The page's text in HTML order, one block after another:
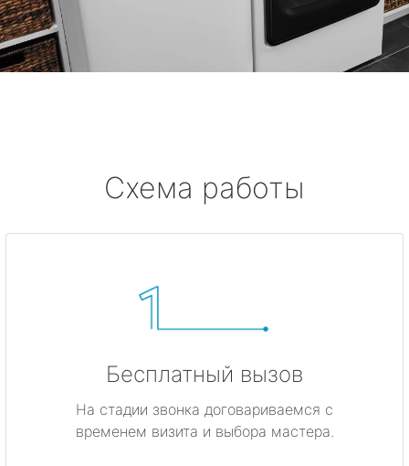
Схема работы
Бесплатный вызов
На стадии звонка договариваемся с
временем визита и выбора мастера.